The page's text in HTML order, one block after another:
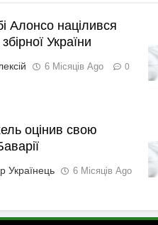
Алонсо націлився
України
6 Місяців Ago 0
оцінив свою
Українець 6 Місяців Ago